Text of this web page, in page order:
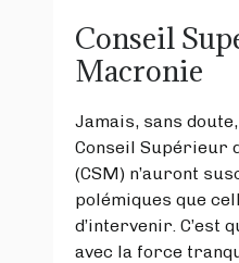
Conseil
Macronie
Jamais, sans
Conseil Supérieur
(CSM) n’auront
polémiques que
d’intervenir. C’est
avec la force